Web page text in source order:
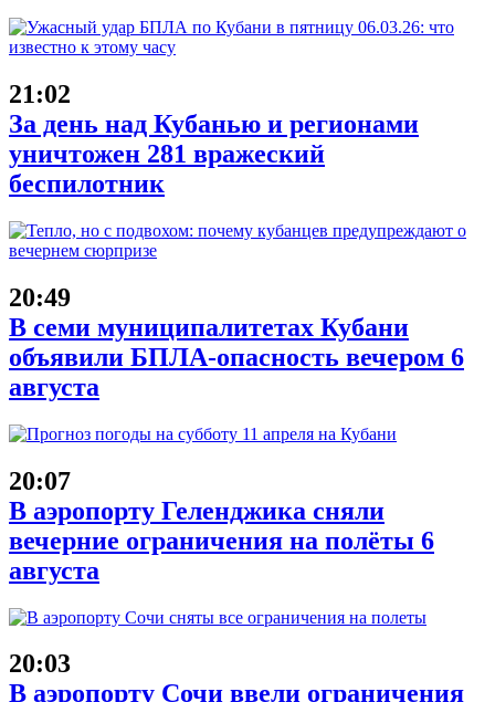
21:02
За день над Кубанью и регионами
уничтожен 281 вражеский
беспилотник
20:49
В семи муниципалитетах Кубани
объявили БПЛА-опасность вечером 6
августа
20:07
В аэропорту Геленджика сняли
вечерние ограничения на полёты 6
августа
20:03
В аэропорту Сочи ввели ограничения